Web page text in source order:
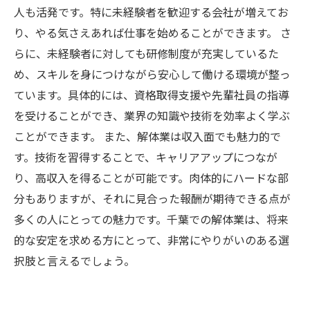
人も活発です。特に未経験者を歓迎する会社が増えてお
り、やる気さえあれば仕事を始めることができます。 さ
らに、未経験者に対しても研修制度が充実しているた
め、スキルを身につけながら安心して働ける環境が整っ
ています。具体的には、資格取得支援や先輩社員の指導
を受けることができ、業界の知識や技術を効率よく学ぶ
ことができます。 また、解体業は収入面でも魅力的で
す。技術を習得することで、キャリアアップにつなが
り、高収入を得ることが可能です。肉体的にハードな部
分もありますが、それに見合った報酬が期待できる点が
多くの人にとっての魅力です。千葉での解体業は、将来
的な安定を求める方にとって、非常にやりがいのある選
択肢と言えるでしょう。